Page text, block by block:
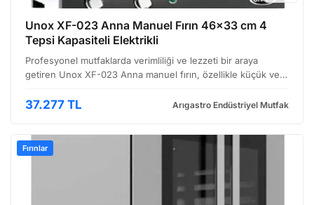
Unox XF-023 Anna Manuel Fırın 46x33 cm 4
Tepsi Kapasiteli Elektrikli
Profesyonel mutfaklarda verimliliği ve lezzeti bir araya
getiren Unox XF-023 Anna manuel fırın, özellikle küçük ve
bir çözümdür. Fırın, manuel kontrol sist…
37.277 TL Arıgastro Endüstriyel Mutfak
Fırınlar